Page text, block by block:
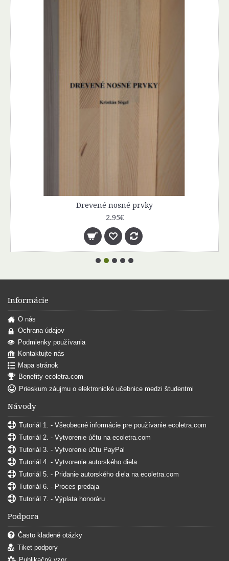
Drevené nosné prvky
2.95€
Informácie
O nás
Ochrana údajov
Podmienky používania
Kontaktujte nás
Mapa stránok
Benefity ecoletra.com
Prieskum záujmu o elektronické učebnice medzi študentmi
Návody
Tutoriál 1. - Všeobecné informácie pre používanie ecoletra.com
Tutoriál 2. - Vytvorenie účtu na ecoletra.com
Tutoriál 3. - Vytvorenie účtu PayPal
Tutoriál 4. - Vytvorenie autorského diela
Tutoriál 5. - Pridanie autorského diela na ecoletra.com
Tutoriál 6. - Proces predaja
Tutoriál 7. - Výplata honoráru
Podpora
Často kladené otázky
Tiket podpory